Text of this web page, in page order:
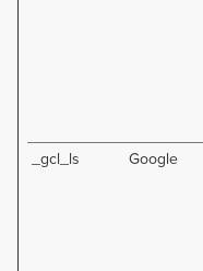
_gcl_ls Google